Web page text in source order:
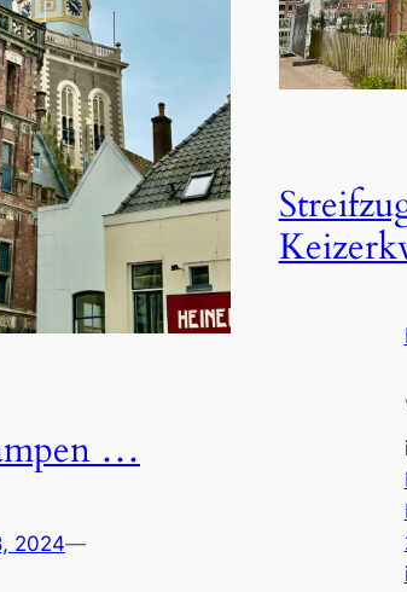
…
2024—